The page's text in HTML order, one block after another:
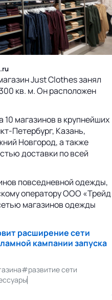
Just Clothes занял
кв. м. Он расположен
магазинов в крупнейших
Петербург, Казань,
Новгород, а также
доставки по всей
повседневной одежды,
оператору ООО «Трейд
магазинов одежды
расширение сети
кампании запуска
#развитие сети